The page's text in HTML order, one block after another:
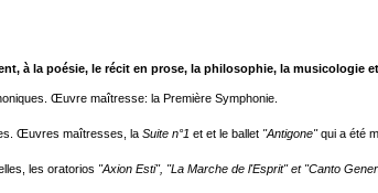
à la poésie, le récit en prose, la philosophie, la musicologie
Œuvre maîtresse: la Première Symphonie.
Œuvres maîtresses, la Suite n°1 et et le ballet "Antigone"qui a été
les oratorios "Axion Esti", "La Marche de l'Esprit" et "Canto